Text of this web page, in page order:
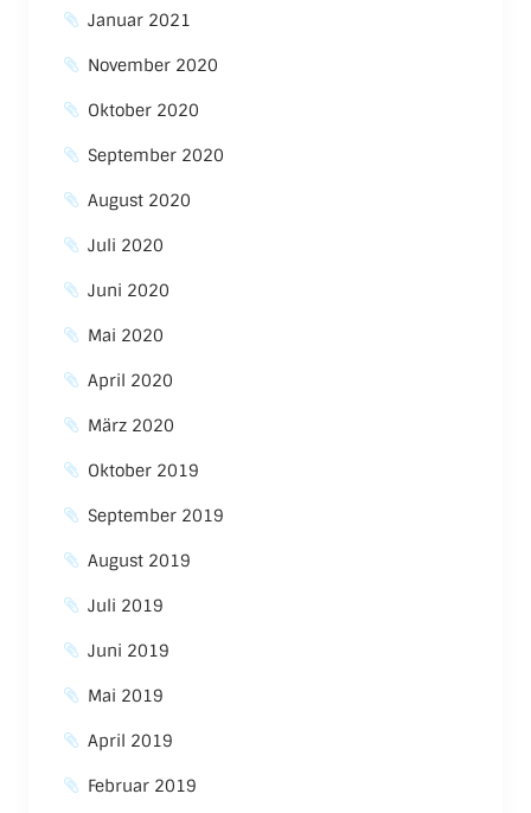
Januar 2021
November 2020
Oktober 2020
September 2020
August 2020
Juli 2020
Juni 2020
Mai 2020
April 2020
März 2020
Oktober 2019
September 2019
August 2019
Juli 2019
Juni 2019
Mai 2019
April 2019
Februar 2019